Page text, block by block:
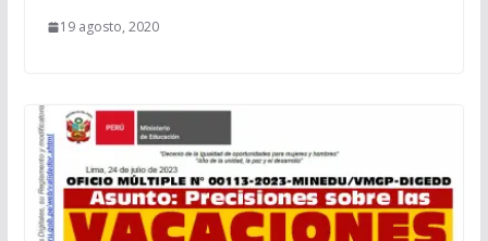
19 agosto, 2020